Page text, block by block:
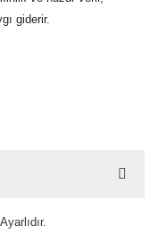
giderir.